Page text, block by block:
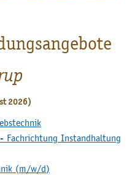
2026)
Instandhaltung
(m/w/d)